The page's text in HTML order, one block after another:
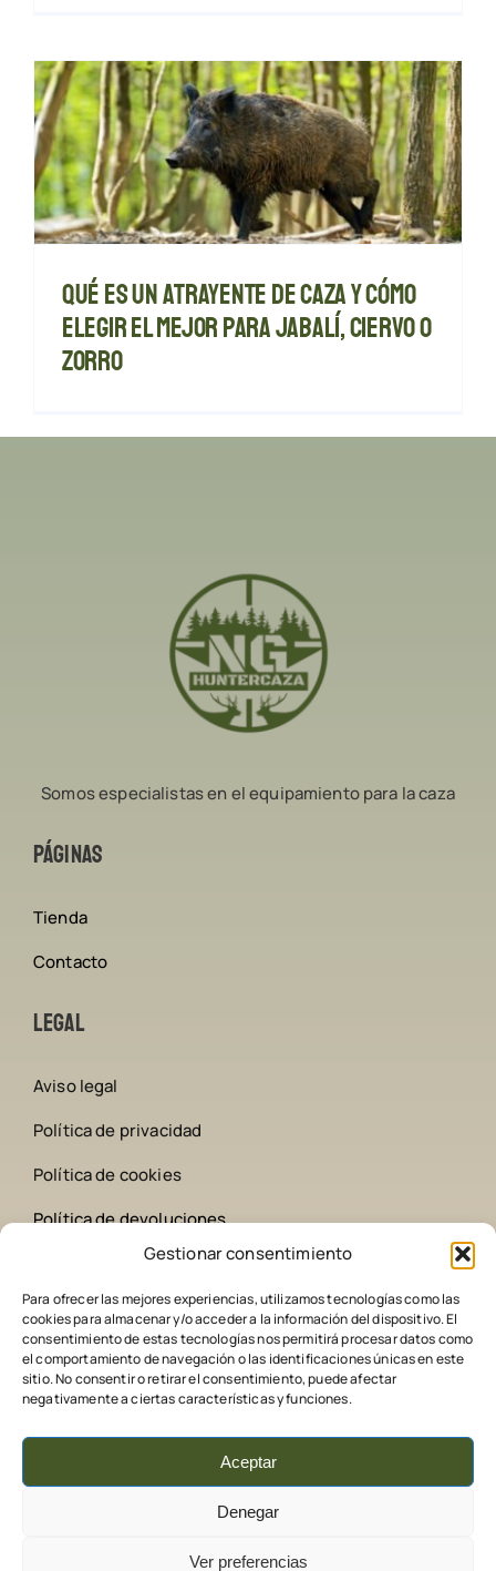
Gestionar consentimiento
Para ofrecer las mejores experiencias, utilizamos tecnologías como las
cookies para almacenar y/o acceder a la información del dispositivo. El
consentimiento de estas tecnologías nos permitirá procesar datos como
el comportamiento de navegación o las identificaciones únicas en este
sitio. No consentir o retirar el consentimiento, puede afectar
negativamente a ciertas características y funciones.
Aceptar
Denegar
Ver preferencias
Qué es un atrayente de caza y cómo
elegir el mejor para jabalí, ciervo o
zorro
Somos especialistas en el equipamiento para la caza
Páginas
Tienda
Contacto
Legal
Aviso legal
Política de privacidad
Política de cookies
Política de devoluciones
642 258 209
comederoscaza@gmail.com